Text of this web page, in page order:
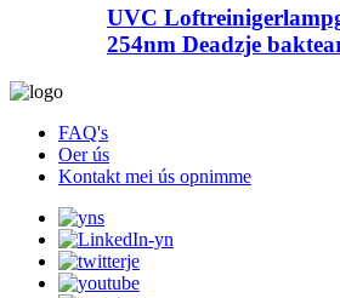
UVC
254nm Deadzje
FAQ's
Oer ús
Kontakt mei ús opnimme